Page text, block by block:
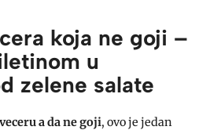
koja ne goji –
u
zelene salate
a da ne goji, ovo je jedan